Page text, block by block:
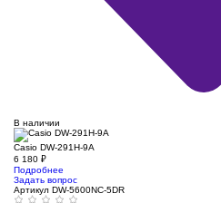
В наличии
Casio DW-291H-9A
6 180 ₽
Подробнее
Задать вопрос
Артикул DW-5600NC-5DR